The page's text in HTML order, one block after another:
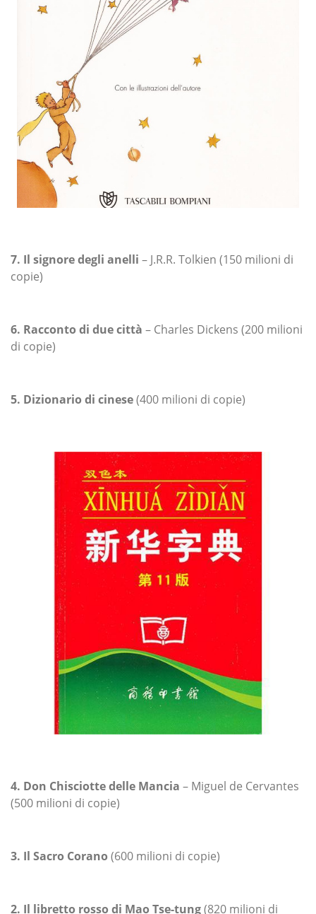
7. Il signore degli anelli – J.R.R. Tolkien (150 milioni di
copie)
6. Racconto di due città – Charles Dickens (200 milioni
di copie)
5. Dizionario di cinese(400 milioni di copie)
4. Don Chisciotte delle Mancia – Miguel de Cervantes
(500 milioni di copie)
3. Il Sacro Corano (600 milioni di copie)
2. Il libretto rosso di Mao Tse-tung(820 milioni di